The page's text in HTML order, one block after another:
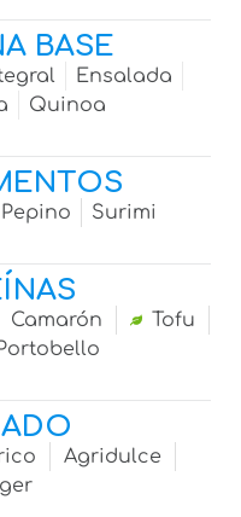
BASE
Ensalada
Quinoa
Pepino Surimi
Camarón
Tofu
Agridulce